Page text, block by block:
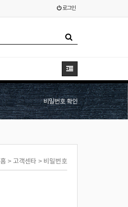
로그인
비밀번호 확인
홈 > 고객센타 > 비밀번호